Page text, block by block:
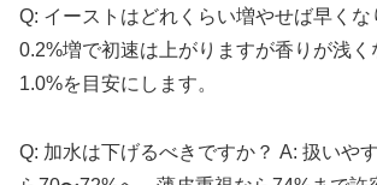
Q: イーストはどれくらい増やせば早くな
0.2%増で初速は上がりますが香りが浅く
1.0%を目安にします。
Q: 加水は下げるべきですか？ A: 扱いや